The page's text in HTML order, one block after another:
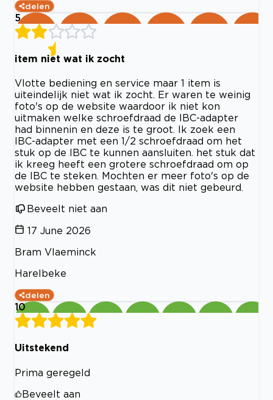
delen
5
item niet wat ik zocht
Vlotte bediening en service maar 1 item is
uiteindelijk niet wat ik zocht. Er waren te weinig
foto's op de website waardoor ik niet kon
uitmaken welke schroefdraad de IBC-adapter
had binnenin en deze is te groot. Ik zoek een
IBC-adapter met een 1/2 schroefdraad om het
stuk op de IBC te kunnen aansluiten. het stuk dat
ik kreeg heeft een grotere schroefdraad om op
de IBC te steken. Mochten er meer foto's op de
website hebben gestaan, was dit niet gebeurd.
Beveelt niet aan
17 June 2026
Bram Vlaeminck
Harelbeke
delen
10
Uitstekend
Prima geregeld
Beveelt aan